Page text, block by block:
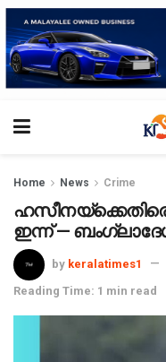
Home News Crime
ഹസീനയ്‌ക്കെതിരെ
ഇന്ന് —
by keralatimes1
Reading Time: 1 min read